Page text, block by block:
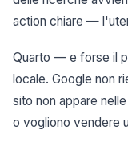
action chiare —
Quarto — e forse il
locale. Google non
sito non appare
o vogliono vendere